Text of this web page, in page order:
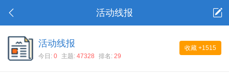
活动线报
收藏 +1515
活动线报
今日: 0 主题: 47328 排名: 29